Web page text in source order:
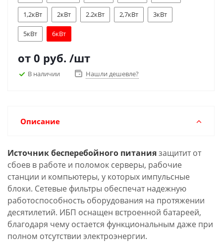
1,2кВт 2кВт 2.2кВт 2,7кВт 3кВт
5кВт 6кВт
от 0 руб. /шт
В наличии Нашли дешевле?
Описание
Источник бесперебойного питаниязащитит от
сбоев в работе и поломок серверы, рабочие
станции и компьютеры, у которых импульсные
блоки. Сетевые фильтры обеспечат надежную
работоспособность оборудования на протяжении
десятилетий. ИБП оснащен встроенной батареей,
благодаря чему остается функциональным даже при
полном отсутствии электроэнергии.